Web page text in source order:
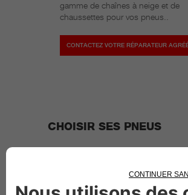
gamme de chaînes à neige et de
chaussettes pour vos pneus..
CONTACTEZ VOTRE RÉPARATEUR
CHOISIR SES PNEUS
indiquées dans le manuel est illégal. De
interdit de choisir des pneus avec un